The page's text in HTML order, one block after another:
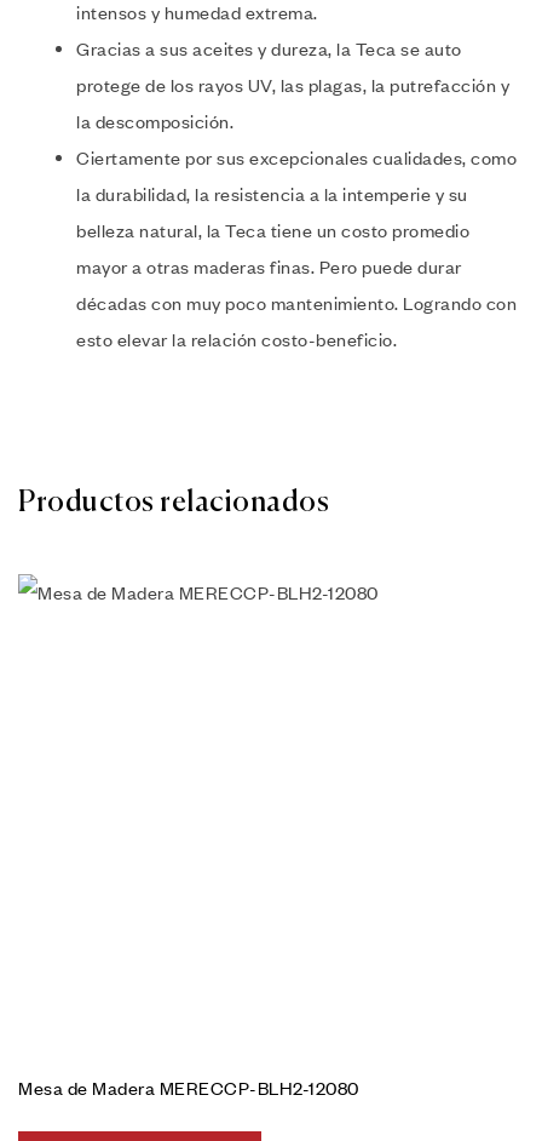
intensos y humedad extrema.
Gracias a sus aceites y dureza, la Teca se auto
protege de los rayos UV, las plagas, la putrefacción y
la descomposición.
Ciertamente por sus excepcionales cualidades, como
la durabilidad, la resistencia a la intemperie y su
belleza natural, la Teca tiene un costo promedio
mayor a otras maderas finas. Pero puede durar
décadas con muy poco mantenimiento. Logrando con
esto elevar la relación costo-beneficio.
Productos relacionados
Mesa de Madera MERECCP-BLH2-12080